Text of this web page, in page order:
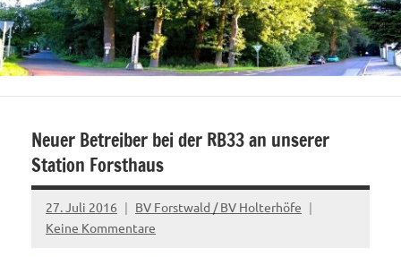
Neuer Betreiber bei der RB33 an unserer
Station Forsthaus
27. Juli 2016
BV Forstwald / BV Holterhöfe
Keine Kommentare